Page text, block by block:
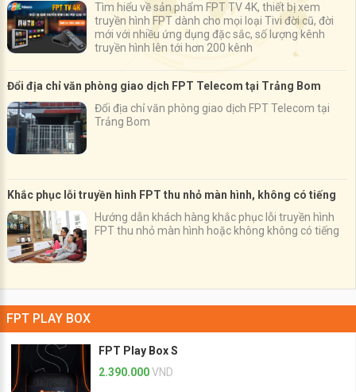
Tìm hiểu về sản phẩm FPT TV 4K, thiết bị xem
truyền hình FPT dành cho mọi loại Tivi đời cũ, đời
mới với nhiều ứng dụng đặc sắc, số lượng kênh
truyền hình lên tới hơn 200 kênh
Đổi địa chỉ văn phòng giao dịch FPT Telecom tại Trảng Bom
Đổi địa chỉ văn phòng giao dịch FPT Telecom tại
Trảng Bom
Khắc phục lỗi truyền hình FPT thu nhỏ màn hình, không có tiếng
Hướng dẫn khách hàng khắc phục lỗi truyền hình
FPT thu nhỏ màn hình hoặc không không có tiếng
FPT PLAY BOX
FPT Play Box S
2.390.000VND